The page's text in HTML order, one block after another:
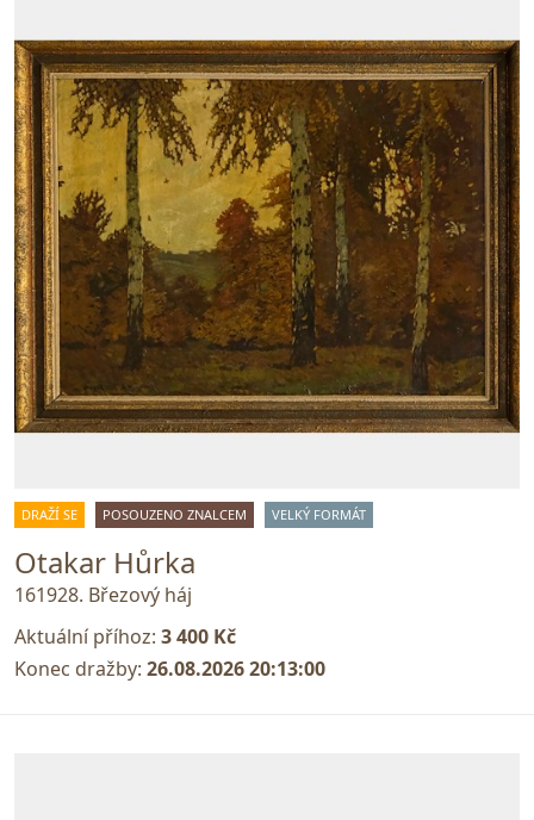
DRAŽÍ SE POSOUZENO ZNALCEM VELKÝ FORMÁT
Otakar Hůrka
161928. Březový háj
Aktuální příhoz: 3 400 Kč
Konec dražby: 26.08.2026 20:13:00